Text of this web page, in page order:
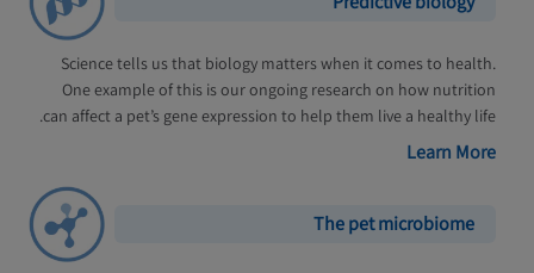
Science tells us that biology matters when it comes to health.
One example of this is our ongoing research on how nutrition
can affect a pet’s gene expression to help them live a healthy life.
Learn More
The pet microbiome